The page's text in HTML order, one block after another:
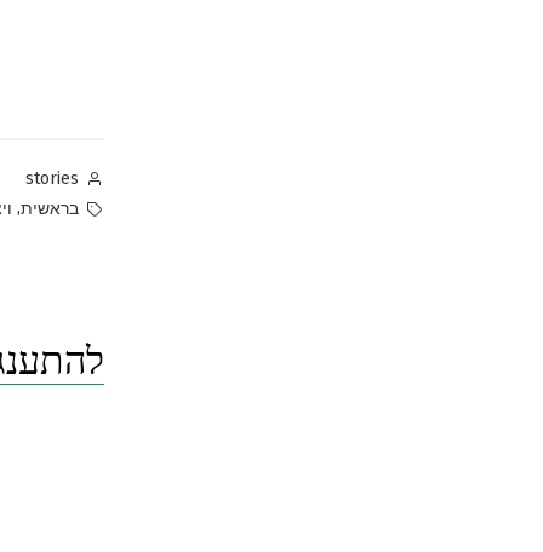
Posted
by
stories
Tags:
בראשית,